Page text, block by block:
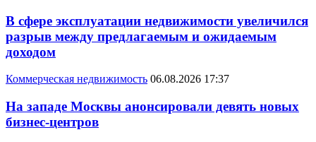
В сфере эксплуатации недвижимости увеличился
разрыв между предлагаемым и ожидаемым
доходом
Коммерческая недвижимость 06.08.2026 17:37
На западе Москвы анонсировали девять новых
бизнес-центров